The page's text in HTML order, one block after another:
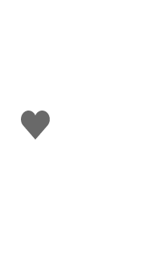
Mi
piace